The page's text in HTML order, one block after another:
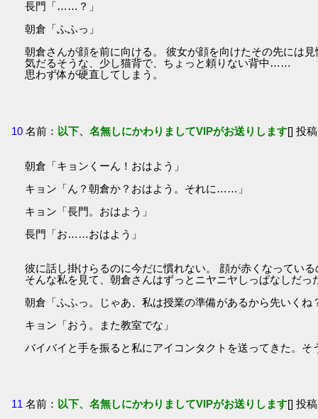
長門「……？」
朝倉「ふふっ」
朝倉さんが顔を前に向ける。 彼女が顔を向けたその先には
気だるそうな、少し猫背で、ちょっと頼りない背中……
思わず体が硬直してしまう。
10 名前： 以下、名無しにかわりましてVIPがお送りします[] 投
朝倉「キョンくーん！おはよう」
キョン「ん？朝倉か？おはよう。それに……」
キョン「長門。おはよう」
長門「お……おはよう」
彼に話し掛けらるのに今だに慣れない。 顔が赤くなってい
そんな私を見て、朝倉さんはずっとニヤニヤしっぱなしだっ
朝倉「ふふっ。じゃあ、私は授業の準備があるから先いく
キョン「おう。また教室でな」
バイバイと手を振ると私にアイコンタクトを送ってきた。
11 名前： 以下、名無しにかわりましてVIPがお送りします[] 投